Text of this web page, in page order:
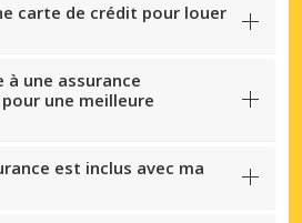
carte de crédit pour louer
à une assurance
une meilleure
est inclus avec ma